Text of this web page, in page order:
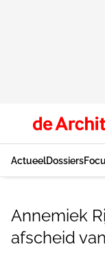
ActueelDossiers
Annemiek
afscheid